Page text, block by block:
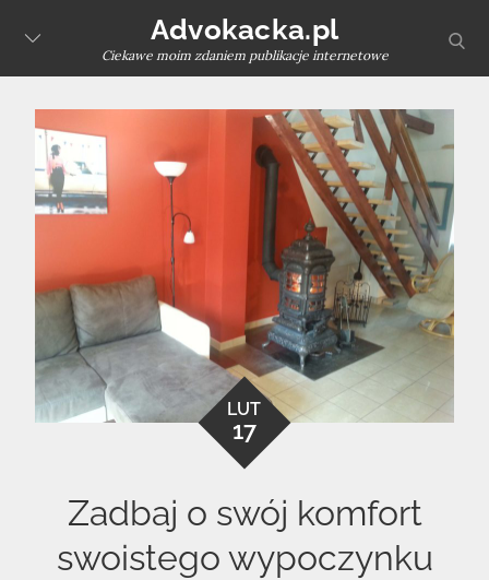
content
Advokacka.pl
Ciekawe moim zdaniem publikacje internetowe
LUT
17
Zadbaj o swój komfort
swoistego wypoczynku